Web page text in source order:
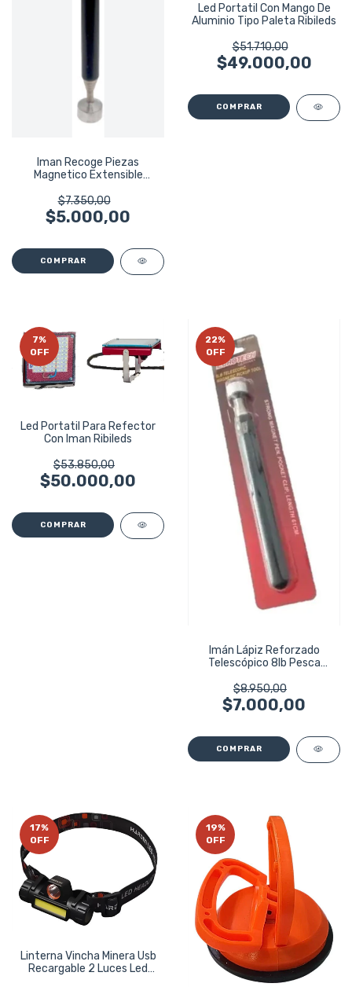
Iman Recoge Piezas
Magnetico Extensible
$7.350,00
$5.000,00
Led Portatil Con Mango De
Aluminio Tipo Paleta Ribileds
$51.710,00
$49.000,00
7%
OFF
Led Portatil Para Refector
Con Iman Ribileds
$53.850,00
$50.000,00
22%
OFF
Imán Lápiz Reforzado
Telescópico 8lb Pesca
$8.950,00
$7.000,00
17%
OFF
Linterna Vincha Minera Usb
Recargable 2 Luces Led
19%
OFF